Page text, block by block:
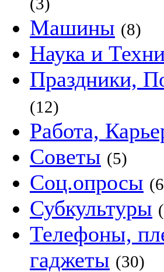
Машины (8)
Наука и
Праздники,
(12)
Работа,
Советы (5)
Соц.опросы
Субкультуры
Телефоны,
гаджеты (30)